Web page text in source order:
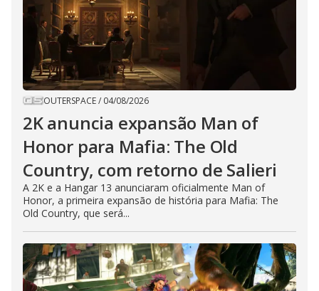
OUTERSPACE/ 04/08/2026
2K anuncia expansão Man of
Honor para Mafia: The Old
Country, com retorno de Salieri
A 2K e a Hangar 13 anunciaram oficialmente Man of
Honor, a primeira expansão de história para Mafia: The
Old Country, que será...